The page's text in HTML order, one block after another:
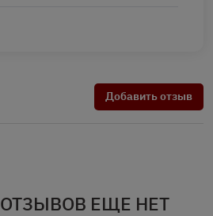
Добавить отзыв
ОТЗЫВОВ ЕЩЕ НЕТ